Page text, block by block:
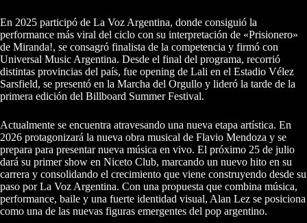
En 2025 participó de La Voz Argentina, donde consiguió la
performance más viral del ciclo con su interpretación de «Prisionero»
de Miranda!, se consagró finalista de la competencia y firmó con
Universal Music Argentina. Desde el final del programa, recorrió
distintas provincias del país, fue opening de Lali en el Estadio Vélez
Sarsfield, se presentó en la Marcha del Orgullo y lideró la tarde de la
primera edición del Billboard Summer Festival.
Actualmente se encuentra atravesando una nueva etapa artística. En
2026 protagonizará la nueva obra musical de Flavio Mendoza y se
prepara para presentar nueva música en vivo. El próximo 25 de julio
dará su primer show en Niceto Club, marcando un nuevo hito en su
carrera y consolidando el crecimiento que viene construyendo desde su
paso por La Voz Argentina. Con una propuesta que combina música,
performance, baile y una fuerte identidad visual, Alan Lez se posiciona
como una de las nuevas figuras emergentes del pop argentino.